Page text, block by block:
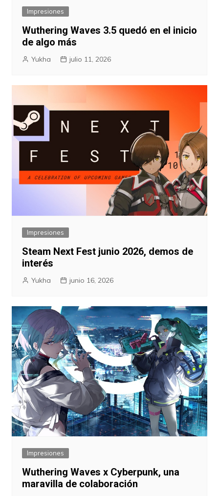
Impresiones
Wuthering Waves 3.5 quedó en el inicio
de algo más
Yukha julio 11, 2026
Impresiones
Steam Next Fest junio 2026, demos de
interés
Yukha junio 16, 2026
Impresiones
Wuthering Waves x Cyberpunk, una
maravilla de colaboración